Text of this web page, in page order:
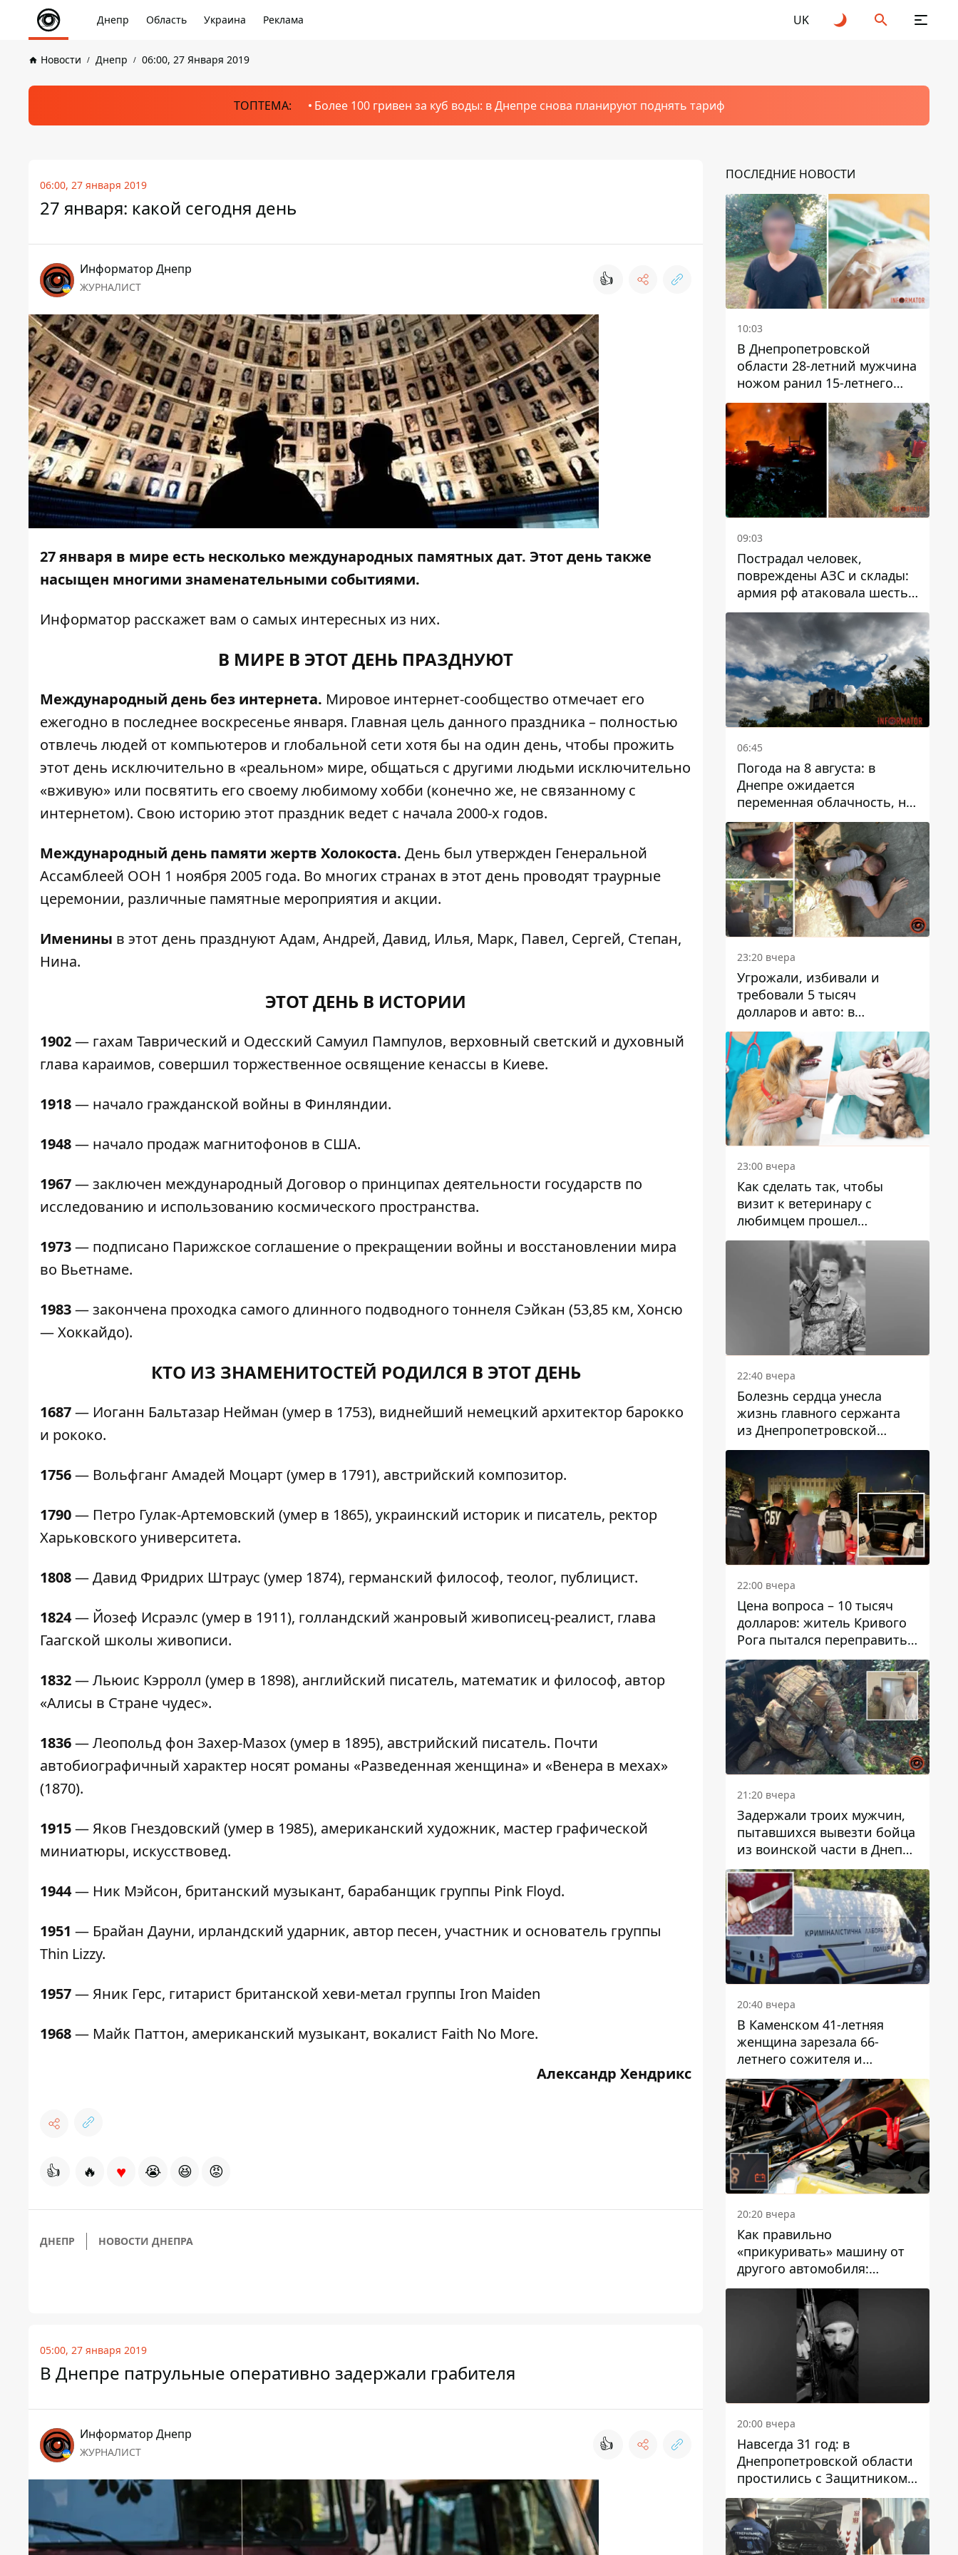
Днепр Область Украина Реклама UK
Новости Днепр 06:00, 27 Января 2019
ТОПТЕМА: Более 100 гривен за куб воды: в Днепре снова планируют поднять тариф
06:00, 27 января 2019
27 января: какой сегодня день
Информатор Днепр
ЖУРНАЛИСТ 👍
27 января в мире есть несколько международных памятных дат. Этот день также
насыщен многими знаменательными событиями.
Информатор расскажет вам о самых интересных из них.
В МИРЕ В ЭТОТ ДЕНЬ ПРАЗДНУЮТ
Международный день без интернета. Мировое интернет-сообщество отмечает его
ежегодно в последнее воскресенье января. Главная цель данного праздника – полностью
отвлечь людей от компьютеров и глобальной сети хотя бы на один день, чтобы прожить
этот день исключительно в «реальном» мире, общаться с другими людьми исключительно
«вживую» или посвятить его своему любимому хобби (конечно же, не связанному с
интернетом). Свою историю этот праздник ведет с начала 2000-х годов.
Международный день памяти жертв Холокоста. День был утвержден Генеральной
Ассамблеей ООН 1 ноября 2005 года. Во многих странах в этот день проводят траурные
церемонии, различные памятные мероприятия и акции.
Именины в этот день празднуют Адам, Андрей, Давид, Илья, Марк, Павел, Сергей, Степан,
Нина.
ЭТОТ ДЕНЬ В ИСТОРИИ
1902— гахам Таврический и Одесский Самуил Пампулов, верховный светский и духовный
глава караимов, совершил торжественное освящение кенассы в Киеве.
1918— начало гражданской войны в Финляндии.
1948— начало продаж магнитофонов в США.
1967— заключен международный Договор о принципах деятельности государств по
исследованию и использованию космического пространства.
1973— подписано Парижское соглашение о прекращении войны и восстановлении мира
во Вьетнаме.
1983— закончена проходка самого длинного подводного тоннеля Сэйкан (53,85 км, Хонсю
— Хоккайдо).
КТО ИЗ ЗНАМЕНИТОСТЕЙ РОДИЛСЯ В ЭТОТ ДЕНЬ
1687— Иоганн Бальтазар Нейман (умер в 1753), виднейший немецкий архитектор барокко
и рококо.
1756— Вольфганг Амадей Моцарт (умер в 1791), австрийский композитор.
1790— Петро Гулак-Артемовский (умер в 1865), украинский историк и писатель, ректор
Харьковского университета.
1808— Давид Фридрих Штраус (умер 1874), германский философ, теолог, публицист.
1824— Йозеф Исраэлс (умер в 1911), голландский жанровый живописец-реалист, глава
Гаагской школы живописи.
1832— Льюис Кэрролл (умер в 1898), английский писатель, математик и философ, автор
«Алисы в Стране чудес».
1836— Леопольд фон Захер-Мазох (умер в 1895), австрийский писатель. Почти
автобиографичный характер носят романы «Разведенная женщина» и «Венера в мехах»
(1870).
1915— Яков Гнездовский (умер в 1985), американский художник, мастер графической
миниатюры, искусствовед.
1944— Ник Мэйсон, британский музыкант, барабанщик группы Pink Floyd.
1951 — Брайан Дауни, ирландский ударник, автор песен, участник и основатель группы
Thin Lizzy.
1957— Яник Герс, гитарист британской хеви-метал группы Iron Maiden
1968— Майк Паттон, американский музыкант, вокалист Faith No More.
Александр Хендрикс
👍 🔥 ♥ 😭 😆 😡
ДНЕПР НОВОСТИ ДНЕПРА
05:00, 27 января 2019
В Днепре патрульные оперативно задержали грабителя
Информатор Днепр
ЖУРНАЛИСТ 👍
ПОСЛЕДНИЕ НОВОСТИ
10:03
В Днепропетровской
области 28-летний мужчина
ножом ранил 15-летнего
парня
09:03
Пострадал человек,
повреждены АЗС и склады:
армия рф атаковала шесть
районов Днепропетровской
области
06:45
Погода на 8 августа: в
Днепре ожидается
переменная облачность, но
может пойти дождь
23:20 вчера
Угрожали, избивали и
требовали 5 тысяч
долларов и авто: в
Павлограде задержали двух
мужчин
23:00 вчера
Как сделать так, чтобы
визит к ветеринару с
любимцем прошел
спокойно: простые советы
22:40 вчера
Болезнь сердца унесла
жизнь главного сержанта
из Днепропетровской
области Юрия Свистуна
22:00 вчера
Цена вопроса – 10 тысяч
долларов: житель Кривого
Рога пытался переправить
мужчину в Словакию
21:20 вчера
Задержали троих мужчин,
пытавшихся вывезти бойца
из воинской части в Днепр
за 7 тысяч долларов: среди
них был врач
20:40 вчера
В Каменском 41-летняя
женщина зарезала 66-
летнего сожителя и
пыталась обмануть
полицейских
20:20 вчера
Как правильно
«прикуривать» машину от
другого автомобиля:
инструкция для водителей
20:00 вчера
Навсегда 31 год: в
Днепропетровской области
простились с Защитником
Александром Репиным